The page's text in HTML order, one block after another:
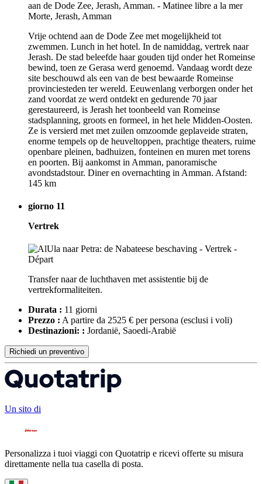
Vrije ochtend aan de Dode Zee met mogelijkheid tot
zwemmen. Lunch in het hotel. In de namiddag, vertrek naar
Jerash. De stad beleefde haar gouden tijd onder het Romeinse
bewind, toen ze Gerasa werd genoemd. Vandaag wordt deze
site beschouwd als een van de best bewaarde Romeinse
provinciesteden ter wereld. Eeuwenlang verborgen onder het
zand voordat ze werd ontdekt en gedurende 70 jaar
gerestaureerd, is Jerash het toonbeeld van Romeinse
stadsplanning, groots en formeel, in het hele Midden-Oosten.
Ze is versierd met met zuilen omzoomde geplaveide straten,
enorme tempels op de heuveltoppen, prachtige theaters, ruime
openbare pleinen, badhuizen, fonteinen en muren met torens
en poorten. Bij aankomst in Amman, panoramische
avondstadstour. Diner en overnachting in Amman. Afstand:
145 km
giorno 11
Vertrek
Transfer naar de luchthaven met assistentie bij de
vertrekformaliteiten.
Durata : 11 giorni
Prezzo : A partire da 2525 € per persona (esclusi i voli)
Destinazioni: : Jordanië, Saoedi-Arabië
Richiedi un preventivo
Un sito di
Personalizza i tuoi viaggi con Quotatrip e ricevi offerte su misura
direttamente nella tua casella di posta.